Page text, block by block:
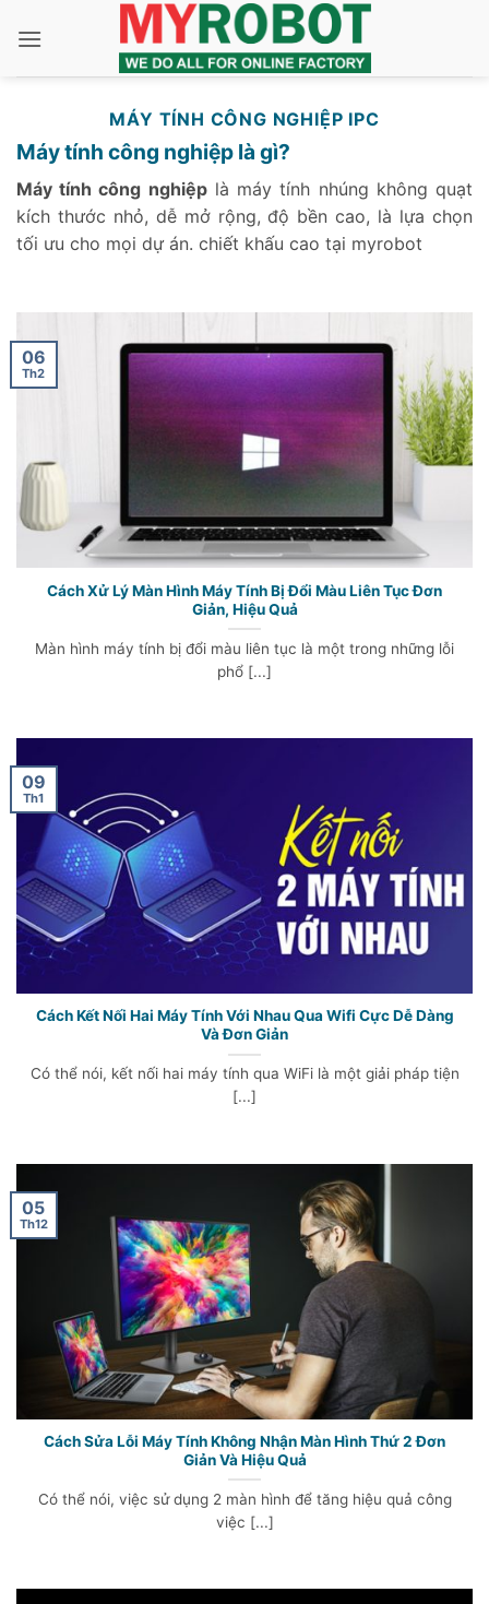
qua
MÁY TÍNH CÔNG NGHIỆP IPC
Máy tính công nghiệp là gì?
Máy tính công nghiệplà máy tính nhúng không quạt
kích thước nhỏ, dễ mở rộng, độ bền cao, là lựa chọn
tối ưu cho mọi dự án. chiết khấu cao tại myrobot
Cách Xử Lý Màn Hình Máy Tính Bị Đổi Màu Liên Tục Đơn
Giản, Hiệu Quả
Màn hình máy tính bị đổi màu liên tục là một trong những lỗi
phổ [...]
06
Th2
Cách Kết Nối Hai Máy Tính Với Nhau Qua Wifi Cực Dễ Dàng
Và Đơn Giản
Có thể nói, kết nối hai máy tính qua WiFi là một giải pháp tiện
[...]
09
Th1
Cách Sửa Lỗi Máy Tính Không Nhận Màn Hình Thứ 2 Đơn
Giản Và Hiệu Quả
Có thể nói, việc sử dụng 2 màn hình để tăng hiệu quả công
việc [...]
05
Th12